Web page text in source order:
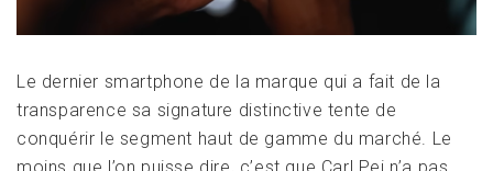
Le dernier smartphone de la marque qui a fait de la
transparence sa signature distinctive tente de
conquérir le segment haut de gamme du marché. Le